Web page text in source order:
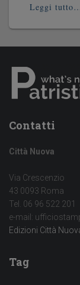
Leggi tutto…
Contatti
Città Nuova
Via Crescenzio
43 0093 Roma
Tel. 06 96 522 201
e-mail:
Edizioni Città
Tag